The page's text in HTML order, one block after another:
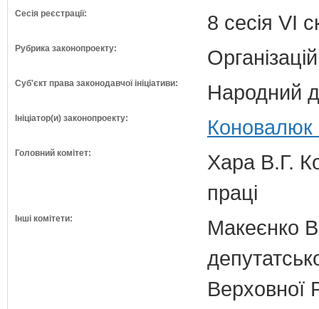
Сесія реєстрації: 8 сесія VI
Рубрика законопроекту:
Суб'єкт права законодавчої ініціативи: Народний
Ініціатор(и) законопроекту: Коновалюк
Головний комітет:
Хара В.Г.
праці
Інші комітети:
Макеєнко
Верховної